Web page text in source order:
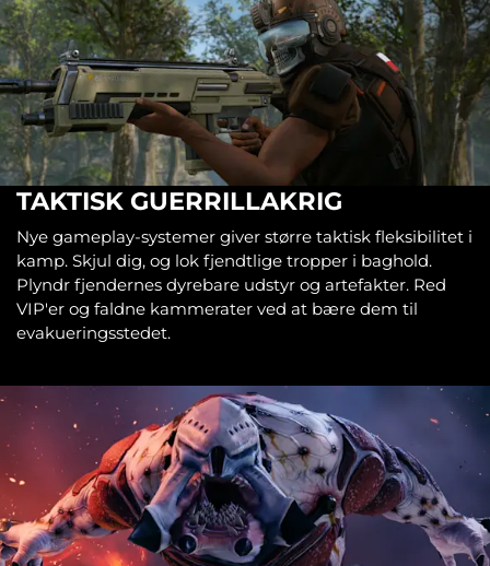
TAKTISK GUERRILLAKRIG
Nye gameplay-systemer giver større taktisk fleksibilitet i
kamp. Skjul dig, og lok fjendtlige tropper i baghold.
Plyndr fjendernes dyrebare udstyr og artefakter. Red
VIP'er og faldne kammerater ved at bære dem til
evakueringsstedet.